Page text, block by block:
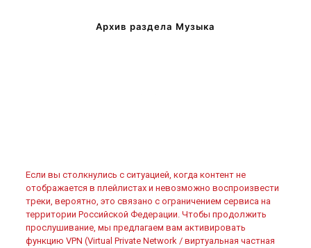
Архив раздела Музыка
Если вы столкнулись с ситуацией, когда контент не
отображается в плейлистах и невозможно воспроизвести
треки, вероятно, это связано с ограничением сервиса на
территории Российской Федерации. Чтобы продолжить
прослушивание, мы предлагаем вам активировать
функцию VPN (Virtual Private Network / виртуальная частная